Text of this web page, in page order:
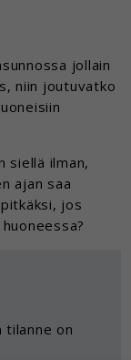
jollain
niin joutuvatko
siellä ilman,
ajan saa
jos
tilanne on